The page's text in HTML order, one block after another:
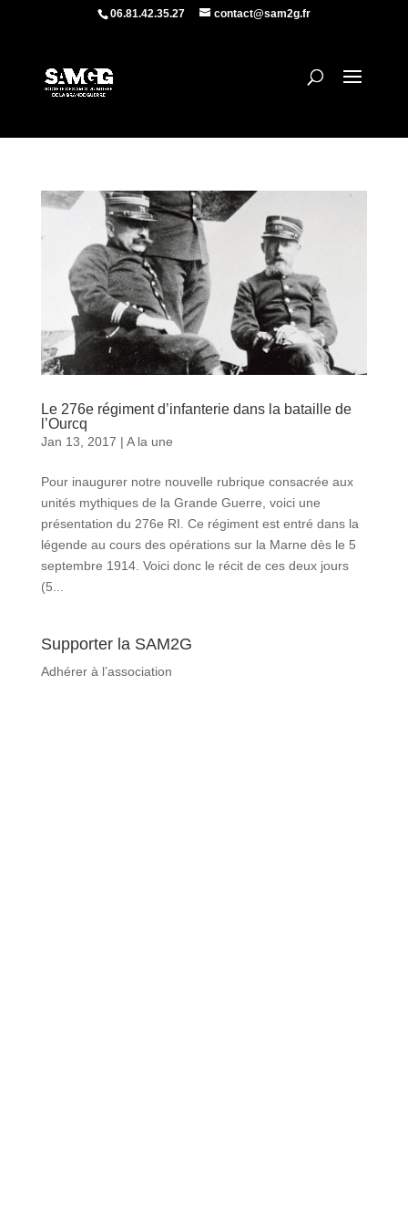
06.81.42.35.27 contact@sam2g.fr
Le 276e régiment d’infanterie dans la bataille de
l’Ourcq
Jan 13, 2017 | A la une
Pour inaugurer notre nouvelle rubrique consacrée aux
unités mythiques de la Grande Guerre, voici une
présentation du 276e RI. Ce régiment est entré dans la
légende au cours des opérations sur la Marne dès le 5
septembre 1914. Voici donc le récit de ces deux jours
(5...
Supporter la SAM2G
Adhérer à l’association